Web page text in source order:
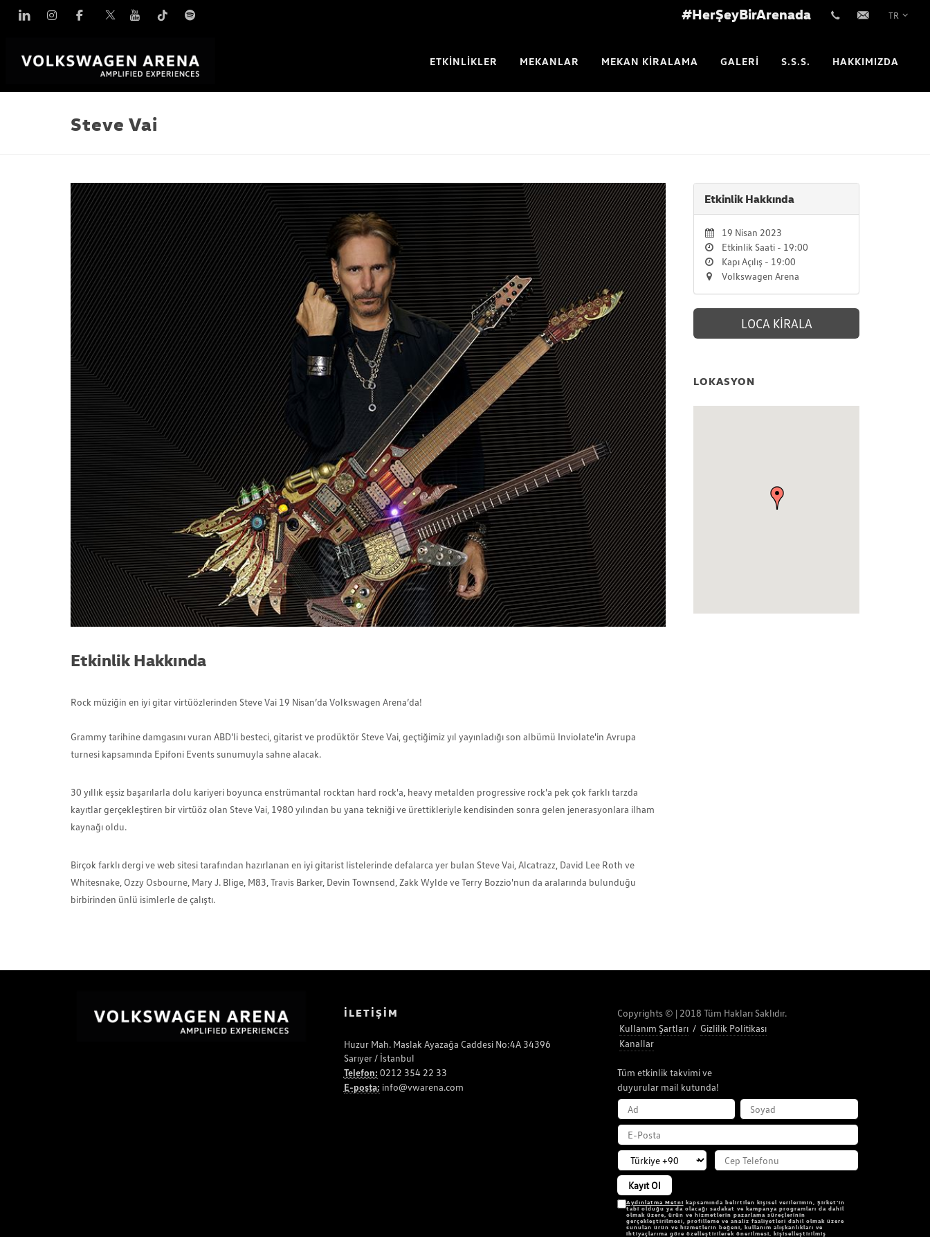
#HerŞeyBirArenada TR
ETKİNLİKLER MEKANLAR MEKAN KİRALAMA GALERİ S.S.S. HAKKIMIZDA
Steve Vai
Etkinlik Hakkında
Rock müziğin en iyi gitar virtüözlerinden Steve Vai 19 Nisan’da Volkswagen Arena’da!
Grammy tarihine damgasını vuran ABD'li besteci, gitarist ve prodüktör Steve Vai, geçtiğimiz yıl yayınladığı son albümü Inviolate'in Avrupa
turnesi kapsamında Epifoni Events sunumuyla sahne alacak.
30 yıllık eşsiz başarılarla dolu kariyeri boyunca enstrümantal rocktan hard rock'a, heavy metalden progressive rock'a pek çok farklı tarzda
kayıtlar gerçekleştiren bir virtüöz olan Steve Vai, 1980 yılından bu yana tekniği ve ürettikleriyle kendisinden sonra gelen jenerasyonlara ilham
kaynağı oldu.
Birçok farklı dergi ve web sitesi tarafından hazırlanan en iyi gitarist listelerinde defalarca yer bulan Steve Vai, Alcatrazz, David Lee Roth ve
Whitesnake, Ozzy Osbourne, Mary J. Blige, M83, Travis Barker, Devin Townsend, Zakk Wylde ve Terry Bozzio'nun da aralarında bulunduğu
birbirinden ünlü isimlerle de çalıştı.
Etkinlik Hakkında
19 Nisan 2023
Etkinlik Saati - 19:00
Kapı Açılış - 19:00
Volkswagen Arena
LOCA KİRALA
LOKASYON
İLETİŞİM
Huzur Mah. Maslak Ayazağa Caddesi No:4A 34396
Sarıyer / İstanbul
Telefon: 0212 354 22 33
E-posta: info@vwarena.com
Copyrights © | 2018 Tüm Hakları Saklıdır.
Kullanım Şartları / Gizlilik Politikası
Kanallar
Tüm etkinlik takvimi ve
duyurular mail kutunda!
AD
SOYAD
E-POSTA
Kayıt Ol
Aydınlatma Metni kapsamında belirtilen kişisel verilerimin, Şirket’in
tabi olduğu ya da olacağı sadakat ve kampanya programları da dahil
olmak üzere, ürün ve hizmetlerin pazarlama süreçlerinin
gerçekleştirilmesi, profilleme ve analiz faaliyetleri dahil olmak üzere
sunulan ürün ve hizmetlerin beğeni, kullanım alışkanlıkları ve
ihtiyaçlarıma göre özelleştirilerek önerilmesi, kişiselleştirilmiş